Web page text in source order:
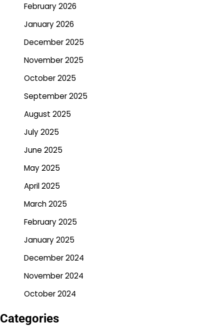
February 2026
January 2026
December 2025
November 2025
October 2025
September 2025
August 2025
July 2025
June 2025
May 2025
April 2025
March 2025
February 2025
January 2025
December 2024
November 2024
October 2024
Categories